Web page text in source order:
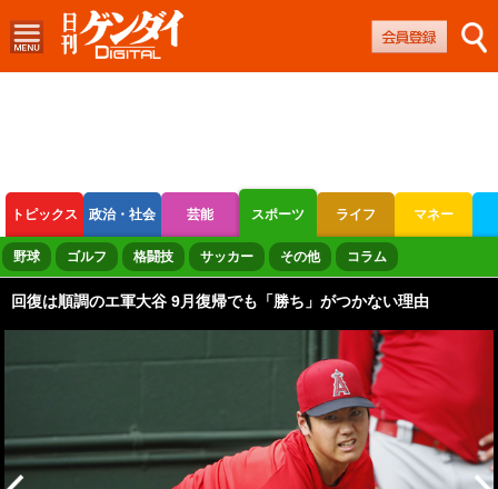
トピックス 政治・社会 芸能 スポーツ ライフ マネー
ボートレース 競輪 オートレース
野球 ゴルフ 格闘技 サッカー その他 コラム
回復は順調のエ軍大谷 9月復帰でも「勝ち」がつかない理由